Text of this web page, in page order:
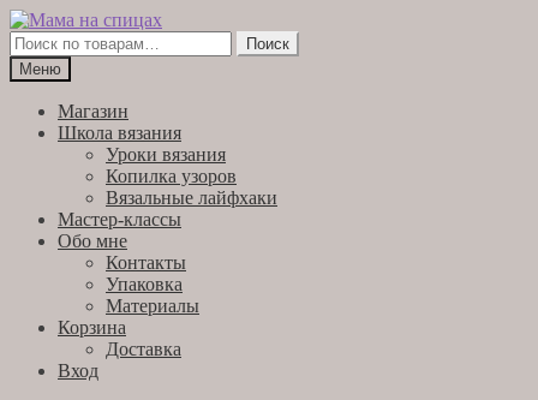
Перейти
к
навигации
Перейти
к
содержимому
Искать:
Поиск
Меню
Магазин
Школа вязания
Уроки вязания
Копилка узоров
Вязальные лайфхаки
Мастер-классы
Обо мне
Контакты
Упаковка
Материалы
Корзина
Доставка
Вход